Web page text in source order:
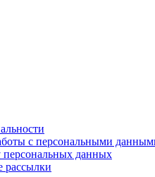
с персональными
персональных данных
рассылки